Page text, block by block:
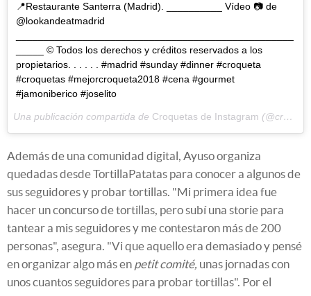
📍Restaurante Santerra (Madrid). __________ Vídeo 📷 de
@lookandeatmadrid
_____ © Todos los derechos y créditos reservados a los
propietarios. . . . . . #madrid #sunday #dinner #croqueta
#croquetas #mejorcroqueta2018 #cena #gourmet
#jamoniberico #joselito
Una publicación compartida de Croquetas de Instagram (@croquetagram) el
Además de una comunidad digital, Ayuso organiza
quedadas desde TortillaPatatas para conocer a algunos de
sus seguidores y probar tortillas. "Mi primera idea fue
hacer un concurso de tortillas, pero subí una storie para
tantear a mis seguidores y me contestaron más de 200
personas", asegura. "Vi que aquello era demasiado y pensé
en organizar algo más en petit comité, unas jornadas con
unos cuantos seguidores para probar tortillas". Por el